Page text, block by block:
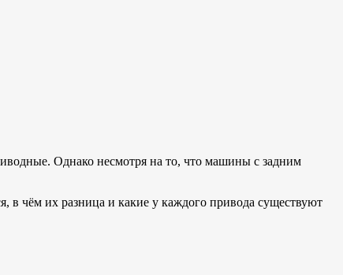
Однако несмотря на то, что машины с задним
в чём их разница и какие у каждого привода существуют